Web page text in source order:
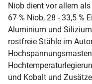
Niob dient vor allem
67 % Niob, 28 - 33,5 %
Aluminium und
rostfreie Stähle im
und Kobalt und